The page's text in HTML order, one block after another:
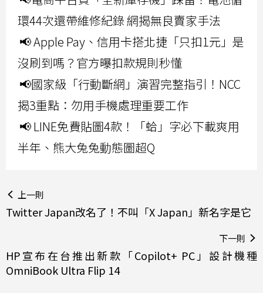
環44次還帶維修紀錄 網揭無良賣家手法
📢 Apple Pay、信用卡搭北捷「只扣1元」是
沒刷到嗎？官方曝扣款規則秒懂
📢國家級「行動斷網」演習完整指引！NCC
揭3重點：勿用手機處理重要工作
📢 LINE免費貼圖4款！「蛤」字必下載爽用
半年、熊大兔兔動態圖超Q
上一則
Twitter Japan改名了！不叫「X Japan」新名字是它
下一則
HP宣布在台推出新款「Copilot+ PC」設計機種
OmniBook Ultra Flip 14